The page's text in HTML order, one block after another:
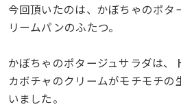
今回頂いたのは、 かぼちゃのポタ
リームパンのふたつ。
かぼちゃのポタージュサラダは、
カボチャのクリームがモチモチの
いました。